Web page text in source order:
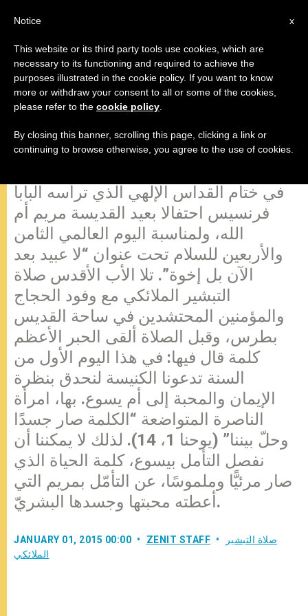
البابا فرنسيس: جميعنا مدعوون
لمحاربة جميع أشكال العبودية وبناء
الأخوّة
في ختام القداس الإلهي الذي ترأسه البابا
فرنسيس احتفالا بعيد القديسة مريم أم
الله، ولمناسبة اليوم العالمي الثامن
والأربعين للسلام تحت عنوان “لا عبيد بعد
الآن بل إخوة”. تلا الأب الأقدس صلاة
التبشير الملائكي مع وفود الحجاج
والمؤمنين المحتشدين في ساحة القديس
بطرس، وقبل الصلاة ألقى الحبر الأعظم
كلمة قال فيها: في هذا اليوم الأول من
السنة تدعونا الكنيسة لنحدق بنظرة
الإيمان والمحبة إلى أم يسوع. بها، امرأة
الناصرة المتواضعة “الكلمة صار جسدًا
وحلّ بيننا” (يوحنا 1، 14). لذلك لا يمكننا أن
نفصل التأمل بيسوع، كلمة الحياة الذي
صار مرئيًّا وملموسًا، عن التأمّل بمريم التي
أعطته محبتها وجسدها البشريّ.
JANUARY 01, 2015 00:00 ZENIT STAFF
صلاة التبشير
الملائكي
x
Notice
This website or its third party tools use cookies, which are
necessary to its functioning and required to achieve the
purposes illustrated in the cookie policy. If you want to know
more or withdraw your consent to all or some of the cookies,
please refer to the cookie policy
By closing this banner, scrolling this page, clicking a link or
continuing to browse otherwise, you agree to the use of cookies.